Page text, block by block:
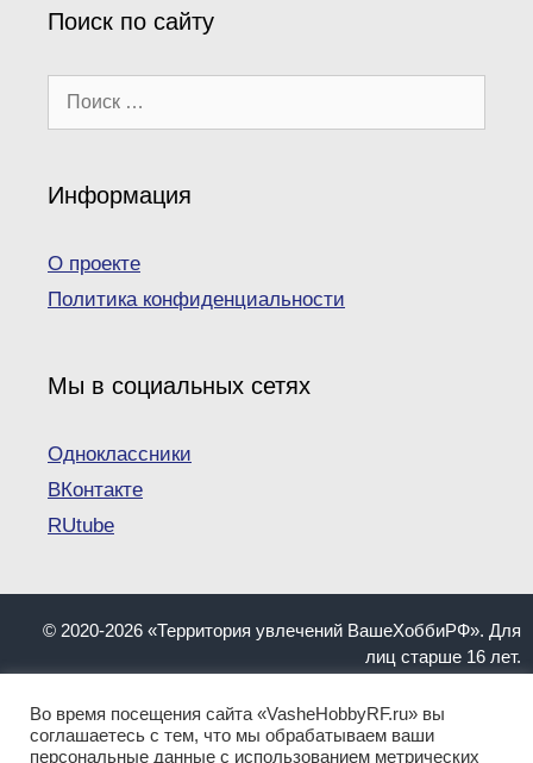
Поиск по сайту
Поиск:
Информация
О проекте
Политика конфиденциальности
Мы в социальных сетях
Одноклассники
ВКонтакте
RUtube
© 2020-2026 «Территория увлечений ВашеХоббиРФ». Для
лиц старше 16 лет.
VasheHobbyRF.ru обязательна.
Информация, представленная на сайте, не должна
Во время посещения сайта «VasheHobbyRF.ru» вы
соглашаетесь с тем, что мы обрабатываем ваши
персональные данные с использованием метрических